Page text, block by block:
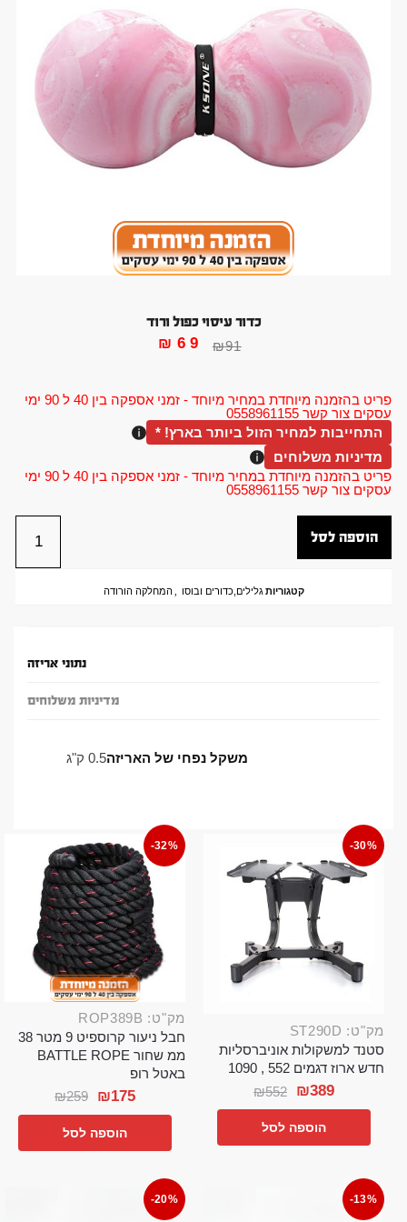
פריט בהזמנה מיוחדת במחיר מיוחד - זמני אספקה בין 40 ל 90 ימי
עסקים צור קשר 0558961155
כדור עיסוי כפול ורוד
₪91
₪ 69
התחייבות למחיר הזול ביותר בארץ! *
מדיניות משלוחים
פריט בהזמנה מיוחדת במחיר מיוחד - זמני אספקה בין 40 ל 90 ימי
עסקים צור קשר 0558961155
הוספה לסל
קטגוריות גלילים,כדורים ובוסו ,המחלקה הורודה
נתוני אריזה
מדיניות משלוחים
משקל נפחי של האריזה0.5 ק"ג
-30%
מק"ט: ST290D
סטנד למשקולות אוניברסליות
חדש ארוז דגמים 552 , 1090
₪552 ₪389
הוספה לסל
-32%
מק"ט: ROP389B
חבל ניעור קרוספיט 9 מטר 38
ממ שחור BATTLE ROPE
באטל רופ
₪259 ₪175
הוספה לסל
-13%
-20%